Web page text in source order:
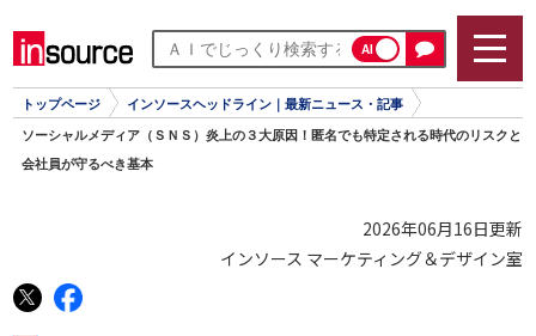
AI
トップページ インソースヘッドライン｜最新ニュース・記事
ソーシャルメディア（ＳＮＳ）炎上の３大原因！匿名でも特定される時代のリスクと
会社員が守るべき基本
2026年06月16日更新
インソース マーケティング＆デザイン室